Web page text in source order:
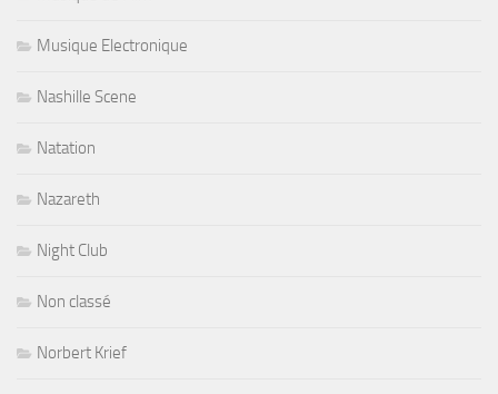
Musique Electronique
Nashille Scene
Natation
Nazareth
Night Club
Non classé
Norbert Krief